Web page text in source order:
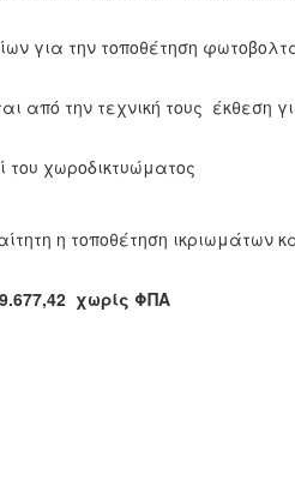
για την τοποθέτηση
από την τεχνική τους έκθεση
χωροδικτυώματος
η τοποθέτηση ικριωμάτων
χωρίς ΦΠΑ